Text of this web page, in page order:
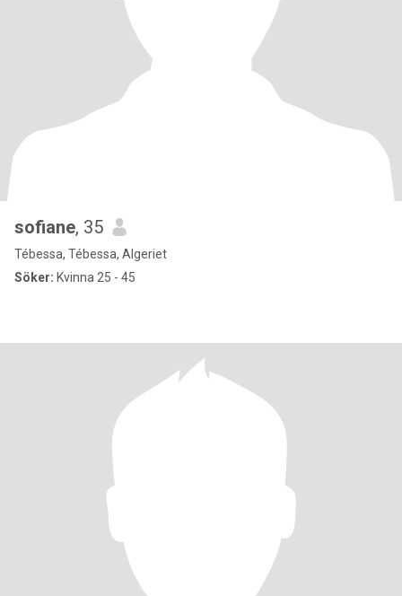
sofiane, 35
Tébessa, Tébessa, Algeriet
Söker: Kvinna 25 - 45